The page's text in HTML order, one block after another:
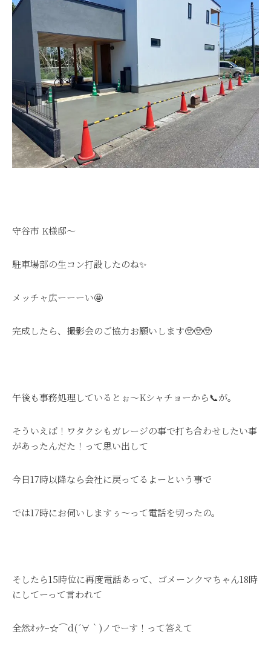
守谷市 K様邸～
駐車場部の生コン打設したのね✨
メッチャ広ーーーい🤩
完成したら、撮影会のご協力お願いします🥺🥺🥺
午後も事務処理しているとぉ～Kシャチョーから📞が。
そういえば！ワタクシもガレージの事で打ち合わせしたい事
があったんだた！って思い出して
今日17時以降なら会社に戻ってるよーという事で
では17時にお伺いしますぅ～って電話を切ったの。
そしたら15時位に再度電話あって、ゴメーンクマちゃん18時
にしてーって言われて
全然ｵｯｹｰ☆⌒d(´∀｀)ノでーす！って答えて